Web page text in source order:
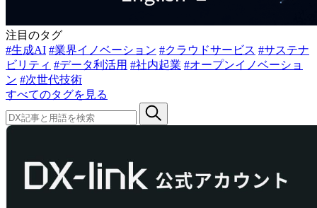
注目のタグ
#生成AI #業界イノベーション #クラウドサービス #サステナ
ビリティ #データ利活用 #社内起業 #オープンイノベーショ
ン #次世代技術
すべてのタグを見る